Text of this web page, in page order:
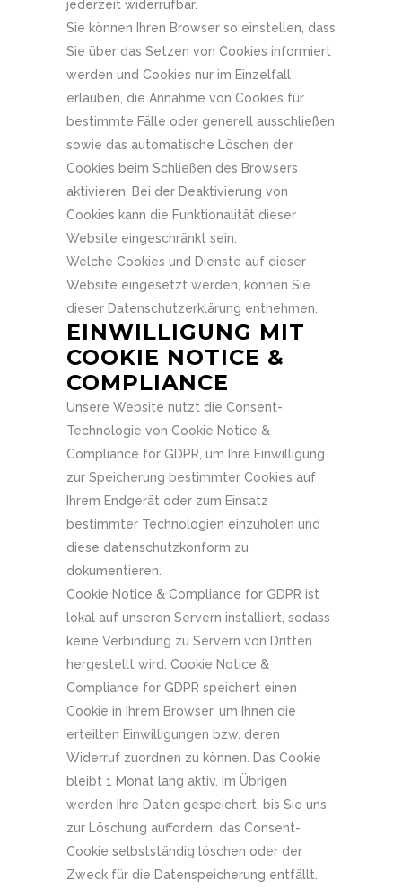
jederzeit widerrufbar.
Sie können Ihren Browser so einstellen, dass
Sie über das Setzen von Cookies informiert
werden und Cookies nur im Einzelfall
erlauben, die Annahme von Cookies für
bestimmte Fälle oder generell ausschließen
sowie das automatische Löschen der
Cookies beim Schließen des Browsers
aktivieren. Bei der Deaktivierung von
Cookies kann die Funktionalität dieser
Website eingeschränkt sein.
Welche Cookies und Dienste auf dieser
Website eingesetzt werden, können Sie
dieser Datenschutzerklärung entnehmen.
EINWILLIGUNG MIT
COOKIE NOTICE &
COMPLIANCE
Unsere Website nutzt die Consent-
Technologie von Cookie Notice &
Compliance for GDPR, um Ihre Einwilligung
zur Speicherung bestimmter Cookies auf
Ihrem Endgerät oder zum Einsatz
bestimmter Technologien einzuholen und
diese datenschutzkonform zu
dokumentieren.
Cookie Notice & Compliance for GDPR ist
lokal auf unseren Servern installiert, sodass
keine Verbindung zu Servern von Dritten
hergestellt wird. Cookie Notice &
Compliance for GDPR speichert einen
Cookie in Ihrem Browser, um Ihnen die
erteilten Einwilligungen bzw. deren
Widerruf zuordnen zu können. Das Cookie
bleibt 1 Monat lang aktiv. Im Übrigen
werden Ihre Daten gespeichert, bis Sie uns
zur Löschung auffordern, das Consent-
Cookie selbstständig löschen oder der
Zweck für die Datenspeicherung entfällt.